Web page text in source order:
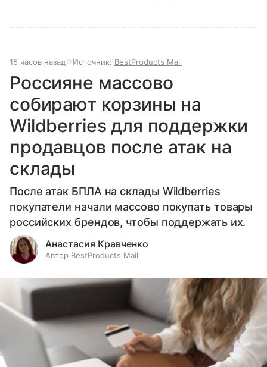
15 часов назад Источник: BestProducts Mail
Россияне массово
собирают корзины на
Wildberries для поддержки
продавцов после атак на
склады
После атак БПЛА на склады Wildberries
покупатели начали массово покупать товары
российских брендов, чтобы поддержать их.
Анастасия Кравченко
Автор BestProducts Mail